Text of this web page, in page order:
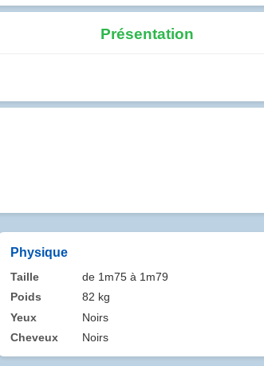
Présentation
Physique
Taille
de 1m75 à 1m79
Poids
82 kg
Yeux
Noirs
Cheveux
Noirs